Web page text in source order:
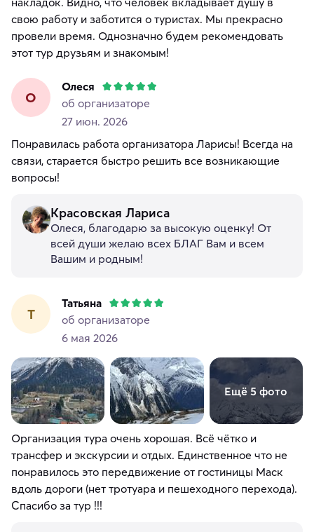
свою работу и заботится о туристах. Мы прекрасно
провели время. Однозначно будем рекомендовать
этот тур друзьям и знакомым!
О
Олеся
об организаторе
27 июн. 2026
Понравилась работа организатора Ларисы! Всегда на
связи, старается быстро решить все возникающие
вопросы!
Красовская Лариса
Олеся, благодарю за высокую оценку! От
всей души желаю всех БЛАГ Вам и всем
Вашим и родным!
Т
Татьяна
об организаторе
6 мая 2026
Ещё 5 фото
Организация тура очень хорошая. Всё чётко и
трансфер и экскурсии и отдых. Единственное что не
понравилось это передвижение от гостиницы Маск
вдоль дороги (нет тротуара и пешеходного перехода).
Спасибо за тур !!!